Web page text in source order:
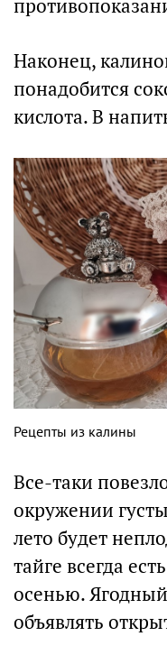
Наконец,
понадобится
кислота. В
Рецепты из калины
Все-таки
окружении
лето будет
тайге всегда
осенью.
объявлять